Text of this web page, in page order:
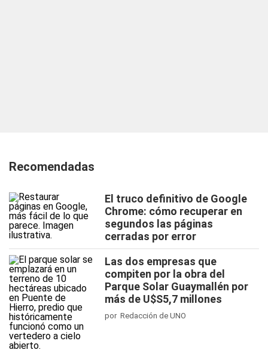
Recomendadas
El truco definitivo de Google
Chrome: cómo recuperar en
segundos las páginas
cerradas por error
Las dos empresas que
compiten por la obra del
Parque Solar Guaymallén por
más de U$S5,7 millones
por Redacción de UNO